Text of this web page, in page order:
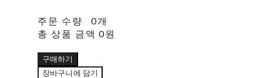
주문 수량
0개
총 상품 금액 0원
구매하기
장바구니에 담기